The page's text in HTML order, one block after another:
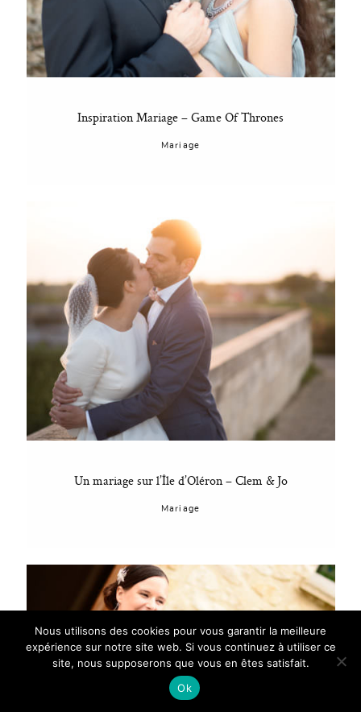
Inspiration Mariage – Game Of Thrones
Mariage
Un mariage sur l’Île d’Oléron – Clem & Jo
Mariage
Nous utilisons des cookies pour vous garantir la meilleure
expérience sur notre site web. Si vous continuez à utiliser ce
site, nous supposerons que vous en êtes satisfait.
Ok